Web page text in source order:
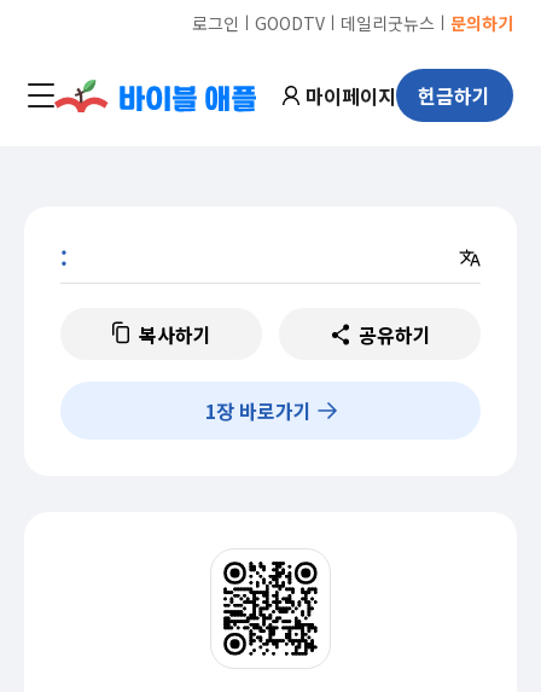
로그인 ㅣ GOODTVㅣ 데일리굿뉴스 ㅣ 문의하기
마이페이지 헌금하기
:
복사하기 공유하기
1장 바로가기